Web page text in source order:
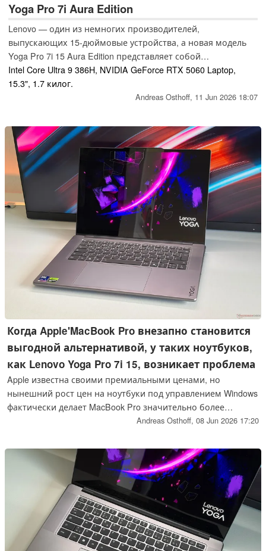
Yoga Pro 7i Aura Edition
Lenovo — один из немногих производителей,
выпускающих 15-дюймовые устройства, а новая модель
Yoga Pro 7i 15 Aura Edition представляет собой
впечатляющий мультимедийный ноутбук по цене от 2679
долларов, оснащенный процессором Intel Panther Lake,
видеокартой RTX 5060 с технологией « GeForce », 32 ГБ
экраном с частотой обновления 165 Гц.
Intel Core Ultra 9 386H, NVIDIA GeForce RTX 5060 Laptop,
15.3", 1.7 килог.
Andreas Osthoff, 11 Jun 2026 18:07
Когда Apple'MacBook Pro внезапно становится
выгодной альтернативой, у таких ноутбуков,
как Lenovo Yoga Pro 7i 15, возникает проблема
Apple известна своими премиальными ценами, но
нынешний рост цен на ноутбуки под управлением Windows
фактически делает MacBook Pro значительно более
дешевым вариантом. Это проблема для мультимедийных
Andreas Osthoff, 08 Jun 2026 17:20